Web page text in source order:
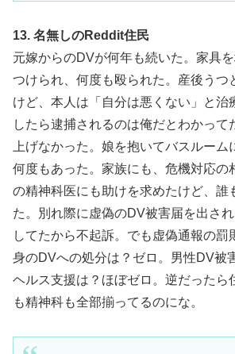
13. 名無しのReddit住民
元嫁からのDVが何年も続いた。家具
つけられ、何度も殴られた。産後うつ
けど、本人は「自分は悪くない」と治
したら逮捕されるのは俺だとわかって
上げなかった。娘を抱いてバスルー
何度もあった。家族にも、危機対応の
の精神科医にも助けを求めたけど、誰
た。別れ際に虚偽のDV被害届を出さ
してたから不起訴。でも虚偽通報の罰
身のDVへの処分は？ゼロ。男性DV被
ヘルス支援は？ほぼゼロ。逆だったら
も精神科も全部揃ってるのにな。